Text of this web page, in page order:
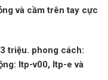
và cầm trên tay cực
triệu. phong cách:
ltp-v00, ltp-e và